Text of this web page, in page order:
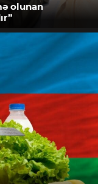
olunan